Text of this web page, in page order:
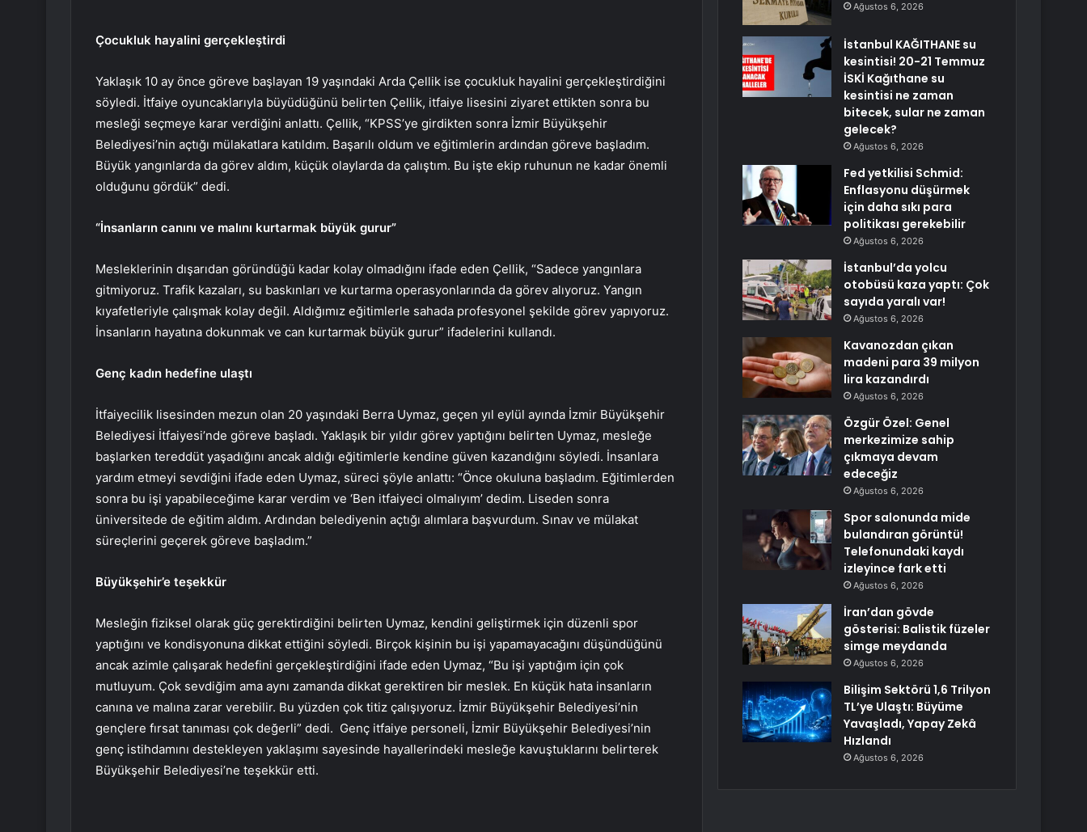
Çocukluk hayalini gerçekleştirdi
Yaklaşık 10 ay önce göreve başlayan 19 yaşındaki Arda Çellik ise çocukluk hayalini gerçekleştirdiğini
söyledi. İtfaiye oyuncaklarıyla büyüdüğünü belirten Çellik, itfaiye lisesini ziyaret ettikten sonra bu
mesleği seçmeye karar verdiğini anlattı. Çellik, “KPSS’ye girdikten sonra İzmir Büyükşehir
Belediyesi’nin açtığı mülakatlara katıldım. Başarılı oldum ve eğitimlerin ardından göreve başladım.
Büyük yangınlarda da görev aldım, küçük olaylarda da çalıştım. Bu işte ekip ruhunun ne kadar önemli
olduğunu gördük” dedi.
“İnsanların canını ve malını kurtarmak büyük gurur”
Mesleklerinin dışarıdan göründüğü kadar kolay olmadığını ifade eden Çellik, “Sadece yangınlara
gitmiyoruz. Trafik kazaları, su baskınları ve kurtarma operasyonlarında da görev alıyoruz. Yangın
kıyafetleriyle çalışmak kolay değil. Aldığımız eğitimlerle sahada profesyonel şekilde görev yapıyoruz.
İnsanların hayatına dokunmak ve can kurtarmak büyük gurur” ifadelerini kullandı.
Genç kadın hedefine ulaştı
İtfaiyecilik lisesinden mezun olan 20 yaşındaki Berra Uymaz, geçen yıl eylül ayında İzmir Büyükşehir
Belediyesi İtfaiyesi’nde göreve başladı. Yaklaşık bir yıldır görev yaptığını belirten Uymaz, mesleğe
başlarken tereddüt yaşadığını ancak aldığı eğitimlerle kendine güven kazandığını söyledi. İnsanlara
yardım etmeyi sevdiğini ifade eden Uymaz, süreci şöyle anlattı: “Önce okuluna başladım. Eğitimlerden
sonra bu işi yapabileceğime karar verdim ve ‘Ben itfaiyeci olmalıyım’ dedim. Liseden sonra
üniversitede de eğitim aldım. Ardından belediyenin açtığı alımlara başvurdum. Sınav ve mülakat
süreçlerini geçerek göreve başladım.”
Büyükşehir’e teşekkür
Mesleğin fiziksel olarak güç gerektirdiğini belirten Uymaz, kendini geliştirmek için düzenli spor
yaptığını ve kondisyonuna dikkat ettiğini söyledi. Birçok kişinin bu işi yapamayacağını düşündüğünü
ancak azimle çalışarak hedefini gerçekleştirdiğini ifade eden Uymaz, “Bu işi yaptığım için çok
mutluyum. Çok sevdiğim ama aynı zamanda dikkat gerektiren bir meslek. En küçük hata insanların
canına ve malına zarar verebilir. Bu yüzden çok titiz çalışıyoruz. İzmir Büyükşehir Belediyesi’nin
gençlere fırsat tanıması çok değerli” dedi. Genç itfaiye personeli, İzmir Büyükşehir Belediyesi’nin
genç istihdamını destekleyen yaklaşımı sayesinde hayallerindeki mesleğe kavuştuklarını belirterek
Büyükşehir Belediyesi’ne teşekkür etti.
Ağustos 6, 2026
İstanbul KAĞITHANE su
kesintisi! 20-21 Temmuz
İSKİ Kağıthane su
kesintisi ne zaman
bitecek, sular ne zaman
gelecek?
Ağustos 6, 2026
Fed yetkilisi Schmid:
Enflasyonu düşürmek
için daha sıkı para
politikası gerekebilir
Ağustos 6, 2026
İstanbul’da yolcu
otobüsü kaza yaptı: Çok
sayıda yaralı var!
Ağustos 6, 2026
Kavanozdan çıkan
madeni para 39 milyon
lira kazandırdı
Ağustos 6, 2026
Özgür Özel: Genel
merkezimize sahip
çıkmaya devam
edeceğiz
Ağustos 6, 2026
Spor salonunda mide
bulandıran görüntü!
Telefonundaki kaydı
izleyince fark etti
Ağustos 6, 2026
İran’dan gövde
gösterisi: Balistik füzeler
simge meydanda
Ağustos 6, 2026
Bilişim Sektörü 1,6 Trilyon
TL’ye Ulaştı: Büyüme
Yavaşladı, Yapay Zekâ
Hızlandı
Ağustos 6, 2026